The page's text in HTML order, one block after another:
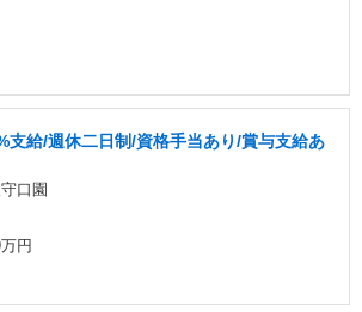
支給/週休二日制/資格手当あり/賞与支給あ
口園
円